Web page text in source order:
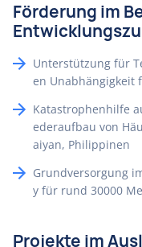
Förderung im
Unterstützung für
en Unabhängigkeit
Katastrophenhilfe
ederaufbau von
aiyan, Philippinen
Grundversorgung
y für rund 30000
Projekte im